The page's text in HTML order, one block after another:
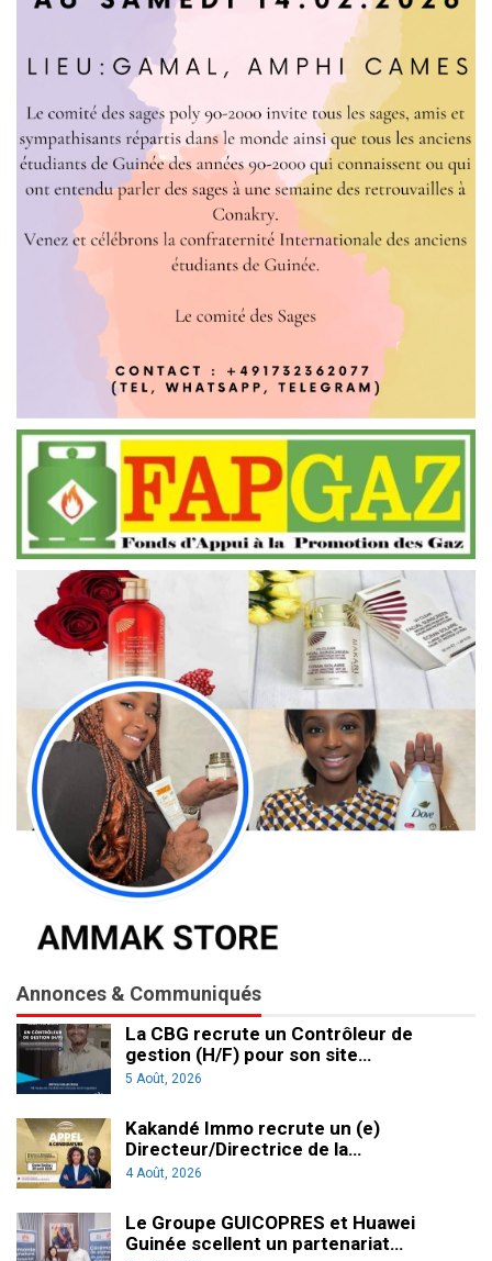
Annonces & Communiqués
La CBG recrute un Contrôleur de
gestion (H/F) pour son site…
5 Août, 2026
Kakandé Immo recrute un (e)
Directeur/Directrice de la…
4 Août, 2026
Le Groupe GUICOPRES et Huawei
Guinée scellent un partenariat…